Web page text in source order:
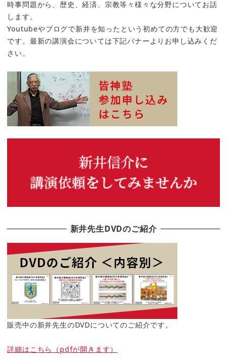
時事問題から、歴史、経済、宗教等々様々な分野についてお話
します。
Youtubeやブログで新井を知ったという初めての方でも大歓迎
です。最新の講演会については下記バナーよりお申し込みくだ
さい。
新井先生DVDのご紹介
販売中の新井先生のDVDについてのご紹介です。
詳細はこちら（pdfが開きます）